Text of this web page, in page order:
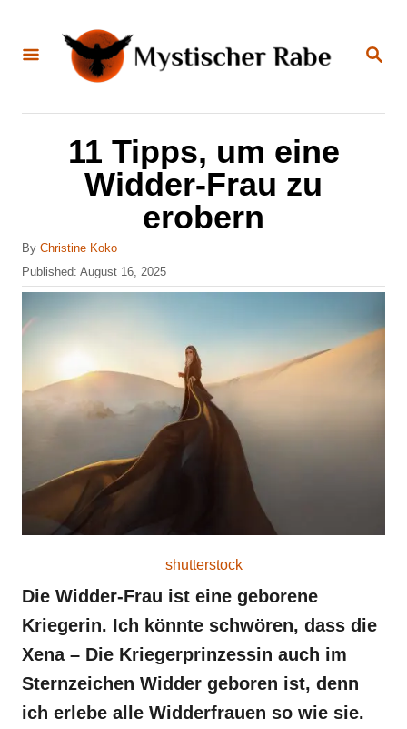
S
E
11 Tipps, um eine
Widder-Frau zu
erobern
By A
u
t
Christine Koko
P
o
t
Published: August 16, 2025
shutterstock
Die Widder-Frau ist eine geborene
Kriegerin. Ich könnte schwören, dass die
Xena – Die Kriegerprinzessin auch im
Sternzeichen Widder geboren ist, denn
ich erlebe alle Widderfrauen so wie sie.